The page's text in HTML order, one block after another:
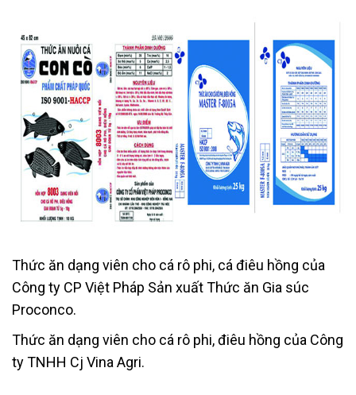
Thức ăn dạng viên cho cá rô phi, cá điêu hồng của
Công ty CP Việt Pháp Sản xuất Thức ăn Gia súc
Proconco.
Thức ăn dạng viên cho cá rô phi, điêu hồng của Công
ty TNHH Cj Vina Agri.